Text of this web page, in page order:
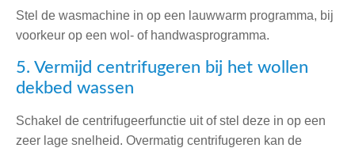
Stel de wasmachine in op een lauwwarm programma, bij
voorkeur op een wol- of handwasprogramma.
5. Vermijd centrifugeren bij het wollen
dekbed wassen
Schakel de centrifugeerfunctie uit of stel deze in op een
zeer lage snelheid. Overmatig centrifugeren kan de